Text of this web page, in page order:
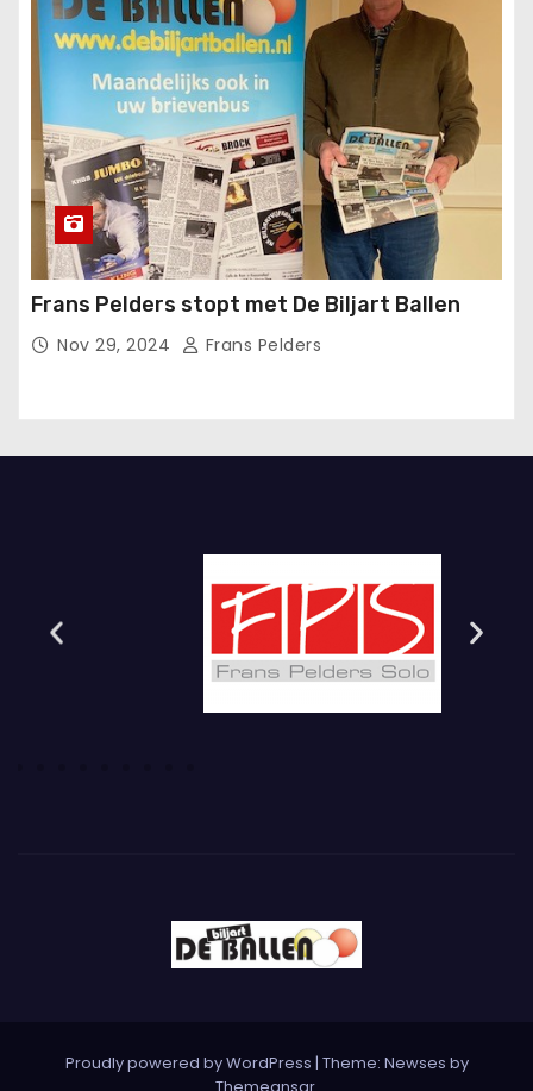
Frans Pelders stopt met De Biljart Ballen
Nov 29, 2024 Frans Pelders
Proudly powered by WordPress | Theme: Newses by